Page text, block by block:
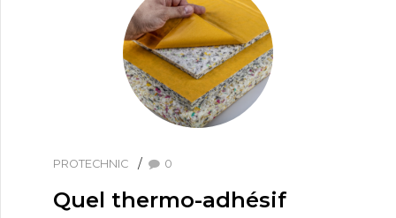
PROTECHNIC 0
Quel thermo-adhésif